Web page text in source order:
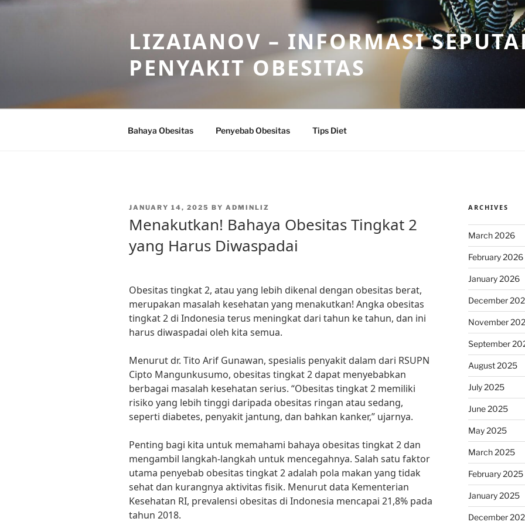
Skip
LIZAIANOV – INFORMASI
PENYAKIT OBESITAS
Bahaya Obesitas Penyebab Obesitas Tips Diet
POSTED
JANUARY 14, 2025 BY ADMINLIZ
Menakutkan! Bahaya Obesitas Tingkat 2
yang Harus Diwaspadai
Obesitas tingkat 2, atau yang lebih dikenal dengan obesitas berat,
merupakan masalah kesehatan yang menakutkan! Angka obesitas
tingkat 2 di Indonesia terus meningkat dari tahun ke tahun, dan ini
harus diwaspadai oleh kita semua.
Menurut dr. Tito Arif Gunawan, spesialis penyakit dalam dari RSUPN
Cipto Mangunkusumo, obesitas tingkat 2 dapat menyebabkan
berbagai masalah kesehatan serius. “Obesitas tingkat 2 memiliki
risiko yang lebih tinggi daripada obesitas ringan atau sedang,
seperti diabetes, penyakit jantung, dan bahkan kanker,” ujarnya.
Penting bagi kita untuk memahami bahaya obesitas tingkat 2 dan
mengambil langkah-langkah untuk mencegahnya. Salah satu faktor
utama penyebab obesitas tingkat 2 adalah pola makan yang tidak
sehat dan kurangnya aktivitas fisik. Menurut data Kementerian
Kesehatan RI, prevalensi obesitas di Indonesia mencapai 21,8% pada
tahun 2018.
ARCHIVES
March 2026
February 2026
January 2026
December
November
September
August 2025
July 2025
June 2025
May 2025
March 2025
February 2025
January 2025
December